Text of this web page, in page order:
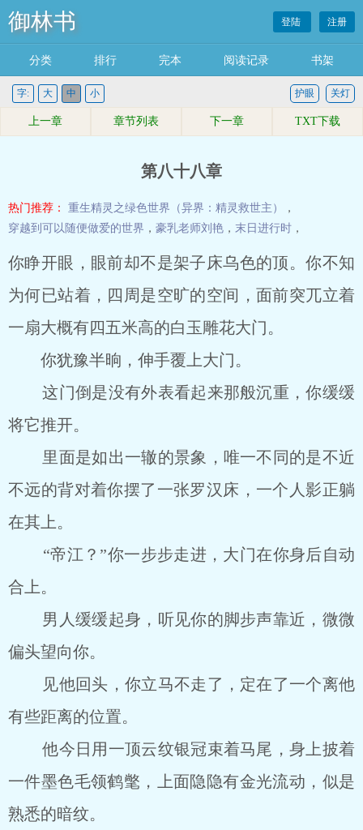
御林书 登陆 注册
分类 排行 完本 阅读记录 书架
字: 大 中 小 关灯
护眼
上一章 章节列表 下一章 TXT下载
第八十八章
热门推荐： 重生精灵之绿色世界（异界：精灵救世主）
，
穿越到可以随便做爱的世界 ， 豪乳老师刘艳 ， 末日进行时 ，
你睁开眼，眼前却不是架子床乌色的顶。你不知
为何已站着，四周是空旷的空间，面前突兀立着
一扇大概有四五米高的白玉雕花大门。
你犹豫半晌，伸手覆上大门。
这门倒是没有外表看起来那般沉重，你缓缓
将它推开。
里面是如出一辙的景象，唯一不同的是不近
不远的背对着你摆了一张罗汉床，一个人影正躺
在其上。
“帝江？”你一步步走进，大门在你身后自动
合上。
男人缓缓起身，听见你的脚步声靠近，微微
偏头望向你。
见他回头，你立马不走了，定在了一个离他
有些距离的位置。
他今日用一顶云纹银冠束着马尾，身上披着
一件墨色毛领鹤氅，上面隐隐有金光流动，似是
熟悉的暗纹。